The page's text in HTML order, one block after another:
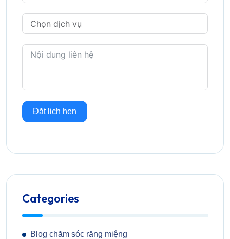
Đặt lịch hẹn
Categories
Blog chăm sóc răng miệng